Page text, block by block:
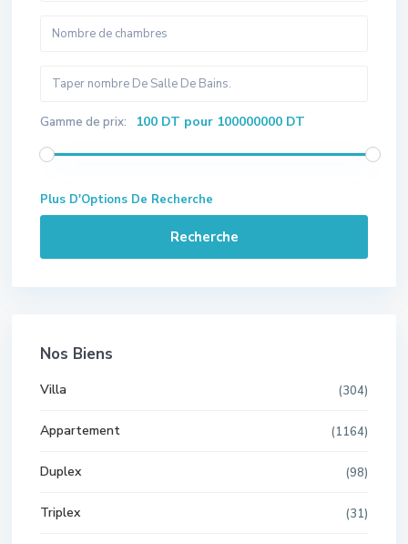
Gamme de prix: 100 DT pour 100000000 DT
Plus D'Options De Recherche
Recherche
Nos Biens
Villa (304)
Appartement (1164)
Duplex (98)
Triplex (31)